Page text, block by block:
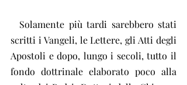
scritti i Vangeli, le Lettere, gli Atti degli
Apostoli e dopo, lungo i secoli, tutto il
fondo dottrinale elaborato poco alla